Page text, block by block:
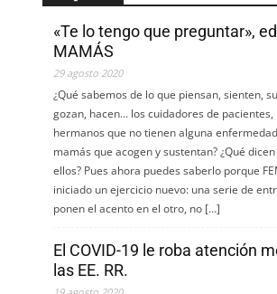
«Te lo tengo que preguntar»,
MAMÁS
29 agosto 2020
¿Qué sabemos de lo que piensan, sienten,
gozan, hacen... los cuidadores de pacientes,
hermanos que no tienen alguna
mamás que acogen y sustentan? ¿Qué
ellos? Pues ahora puedes saberlo porque
iniciado un ejercicio nuevo: una serie de
ponen el acento en el otro, no […]
El COVID-19 le roba atención
las EE. RR.